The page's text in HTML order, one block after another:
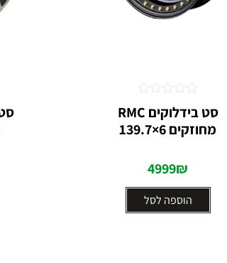
סט בידלוקים RMC
מחוזקים 6×139.7
4999₪
הוספה לסל
0
מתוך
5